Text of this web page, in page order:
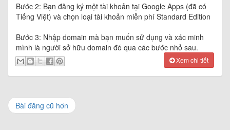
Bước 2: Bạn đăng ký một tài khoản tại Google Apps (đã có
Tiếng Việt) và chọn loại tài khoản miễn phí Standard Edition
Bước 3: Nhập domain mà bạn muốn sử dụng và xác minh
mình là người sở hữu domain đó qua các bước nhỏ sau.
Xem chi tiết
Bài đăng cũ hơn